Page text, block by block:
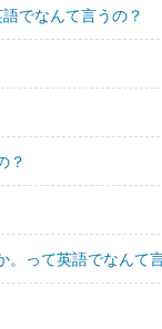
でなんて言うの？
？
って英語でなんて